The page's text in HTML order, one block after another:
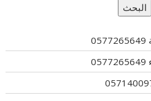
البحث